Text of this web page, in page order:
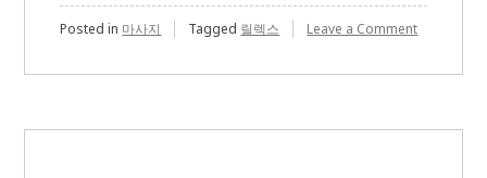
Posted in 마사지 Tagged 릴렉스 Leave a Commenton
일